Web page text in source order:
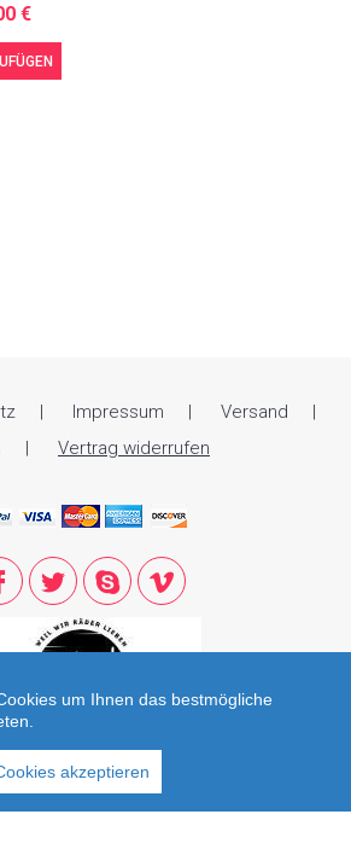
€
Impressum
Versand
Vertrag widerrufen
Rights Reserved. Öffnungszeiten: Di - Fr: 09.00
Sa: 09.00 - 14.00 / office@zweirad-reiter.at
um Ihnen das bestmögliche
akzeptieren